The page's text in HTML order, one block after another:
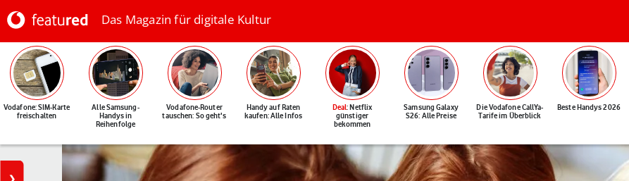
Das Magazin für digitale Kultur
Vodafone: SIM-Karte
freischalten
Alle Samsung-
Handys in
Reihenfolge
Vodafone-Router
tauschen: So geht's
Handy auf Raten
kaufen: Alle Infos
Deal: Netflix
günstiger
bekommen
Samsung Galaxy
S26: Alle Preise
Die Vodafone CallYa-
Tarife im Überblick
Beste Handys 2026